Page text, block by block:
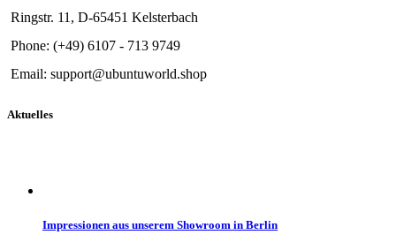
Ringstr. 11, D-65451 Kelsterbach
Phone: (+49) 6107 - 713 9749
Email: support@ubuntuworld.shop
Aktuelles
Impressionen aus unserem Showroom in Berlin